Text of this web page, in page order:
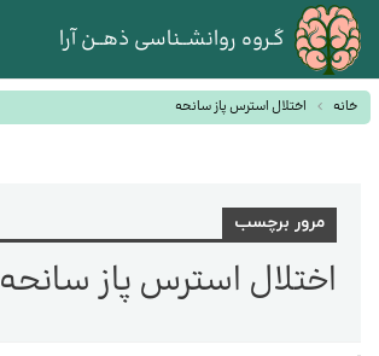
گـروه روانشــناسی ذهــن آرا
خانه اختلال استرس پاز سانحه
مرور برچسب
اختلال استرس پاز سانحه